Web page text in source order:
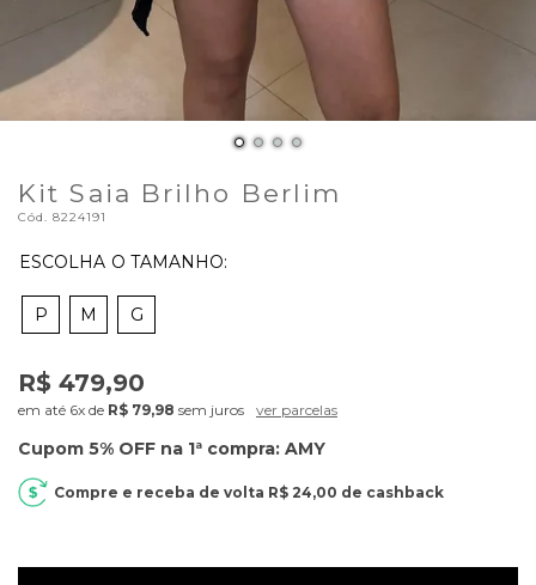
Kit Saia Brilho Berlim
Cód. 8224191
P M G
R$ 479,90
6x de R$ 79,98 sem juros ver parcelas
R$ 24,00 de cashback